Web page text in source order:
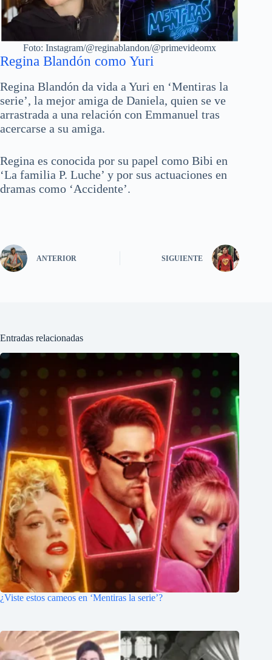
Foto: Instagram/@reginablandon/@primevideomx
Regina Blandón como Yuri
Regina Blandón da vida a Yuri en ‘Mentiras la
serie’, la mejor amiga de Daniela, quien se ve
arrastrada a una relación con Emmanuel tras
acercarse a su amiga.
Regina es conocida por su papel como Bibi en
‘La familia P. Luche’ y por sus actuaciones en
dramas como ‘Accidente’.
ANTERIOR SIGUIENTE
Entradas relacionadas
¿Viste estos cameos en ‘Mentiras la serie’?